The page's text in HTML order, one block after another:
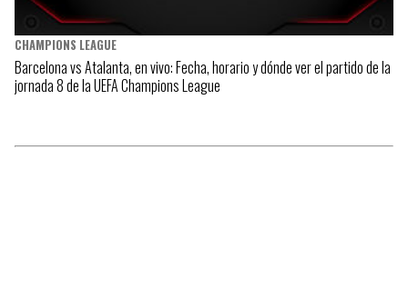
CHAMPIONS LEAGUE
Barcelona vs Atalanta, en vivo: Fecha, horario y dónde ver el partido de la
jornada 8 de la UEFA Champions League